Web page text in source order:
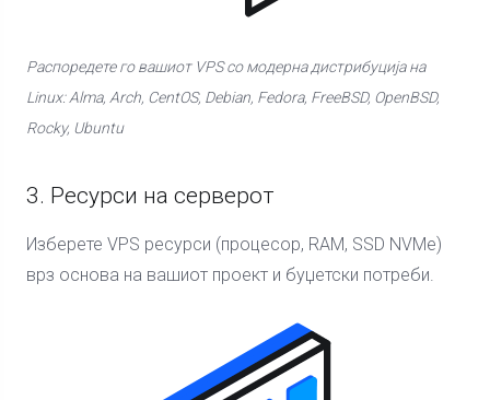
Распоредете го вашиот VPS со модерна дистрибуција на
Linux: Alma, Arch, CentOS, Debian, Fedora, FreeBSD, OpenBSD,
Rocky, Ubuntu
3. Ресурси на серверот
Изберете VPS ресурси (процесор, RAM, SSD NVMe)
врз основа на вашиот проект и буџетски потреби.